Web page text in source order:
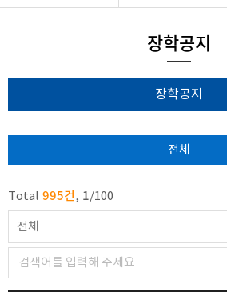
장학공지
장학공지
전체
Total 995건, 1/100
전체